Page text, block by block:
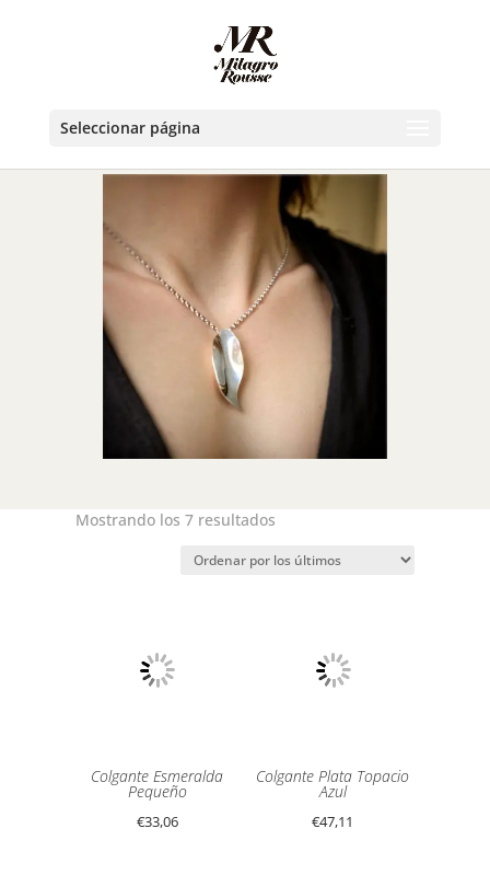
Seleccionar página
Mostrando los 7 resultados
los
Colgante Esmeralda
Pequeño
€33,06
Colgante Plata Topacio
Azul
€47,11